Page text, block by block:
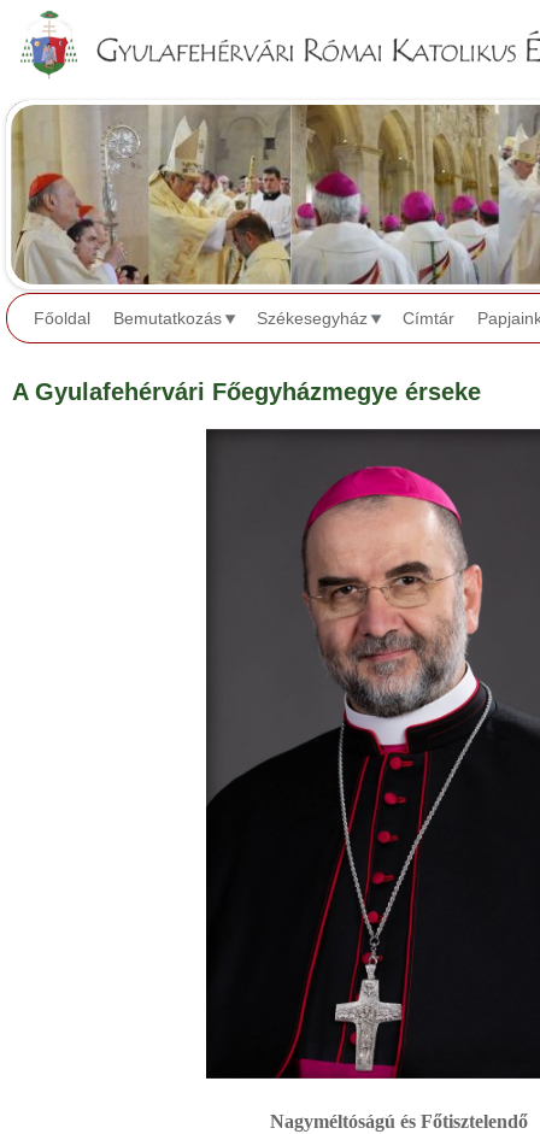
Főoldal Bemutatkozás Székesegyház Címtár
A Gyulafehérvári Főegyházmegye érseke
Nagyméltóságú és Főtisztelendő